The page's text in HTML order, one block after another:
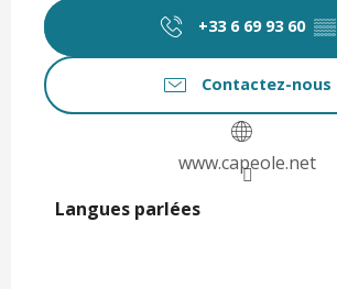
+33 6 69 93 60 ▒▒
Contactez-nous
www.capeole.net
Langues parlées
Langues parlées